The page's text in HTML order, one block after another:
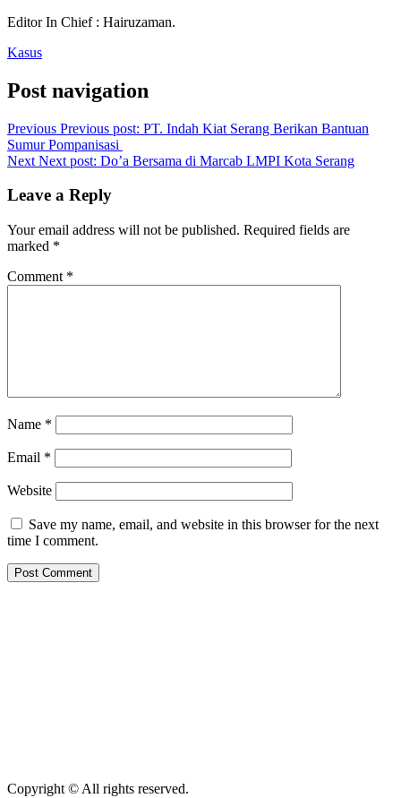
Editor In Chief : Hairuzaman.
Kasus
Post navigation
Previous Previous post: PT. Indah Kiat Serang Berikan Bantuan
Sumur Pompanisasi
Next Next post: Do’a Bersama di Marcab LMPI Kota Serang
Leave a Reply
Your email address will not be published. Required fields are
marked *
Comment *
Name *
Email *
Website
Save my name, email, and website in this browser for the next
time I comment.
Copyright © All rights reserved.